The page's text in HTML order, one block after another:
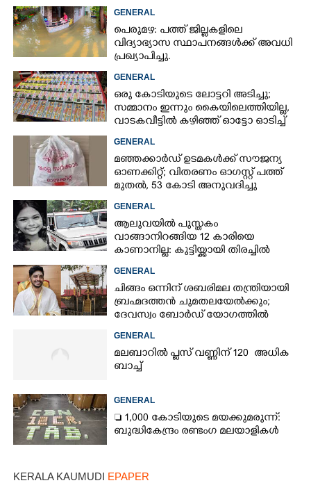
GENERAL
പെരുമഴ: പത്ത് ജില്ലകളിലെ
വിദ്യാഭ്യാസ സ്ഥാപനങ്ങൾക്ക് അവധി
പ്രഖ്യാപിച്ചു.
GENERAL
ഒരു കോടിയുടെ ലോട്ടറി അടിച്ചു;
സമ്മാനം ഇന്നും കൈയിലെത്തിയില്ല,
വാടകവീട്ടിൽ കഴിഞ്ഞ് ഓട്ടോ ഓടിച്ച്
GENERAL
മഞ്ഞക്കാർഡ് ഉടമകൾക്ക് സൗജന്യ
ഓണക്കിറ്റ്; വിതരണം ഓഗസ്റ്റ് പത്ത്
മുതൽ, 53 കോടി അനുവദിച്ചു
GENERAL
ആലുവയിൽ പുസ്തകം
വാങ്ങാനിറങ്ങിയ 12 കാരിയെ
കാണാനില്ല: കുട്ടിയ്ക്കായി തിരച്ചിൽ
GENERAL
ചിങ്ങം ഒന്നിന് ശബരിമല തന്ത്രിയായി
ബ്രഹ്മദത്തൻ ചുമതലയേൽക്കും;
ദേവസ്വം ബോർഡ് യോഗത്തിൽ
GENERAL
മലബാറിൽ പ്ലസ് വണ്ണിന് 120 അധിക
ബാച്ച്
GENERAL
 1,000 കോടിയുടെ മയക്കുമരുന്ന്:
ബുദ്ധികേന്ദ്രം രണ്ടംഗ മലയാളികൾ
KERALA KAUMUDI EPAPER